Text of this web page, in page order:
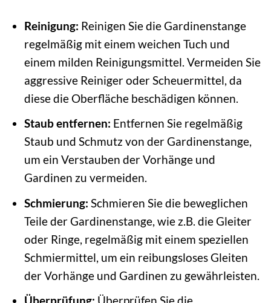
Reinigung: Reinigen Sie die Gardinenstange
regelmäßig mit einem weichen Tuch und
einem milden Reinigungsmittel. Vermeiden Sie
aggressive Reiniger oder Scheuermittel, da
diese die Oberfläche beschädigen können.
Staub entfernen: Entfernen Sie regelmäßig
Staub und Schmutz von der Gardinenstange,
um ein Verstauben der Vorhänge und
Gardinen zu vermeiden.
Schmierung: Schmieren Sie die beweglichen
Teile der Gardinenstange, wie z.B. die Gleiter
oder Ringe, regelmäßig mit einem speziellen
Schmiermittel, um ein reibungsloses Gleiten
der Vorhänge und Gardinen zu gewährleisten.